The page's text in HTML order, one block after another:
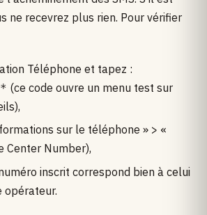
ne recevrez plus rien. Pour vérifier
Téléphone et tapez :
(ce code ouvre un menu test sur
sur le téléphone » > «
Center Number),
inscrit correspond bien à celui
opérateur.